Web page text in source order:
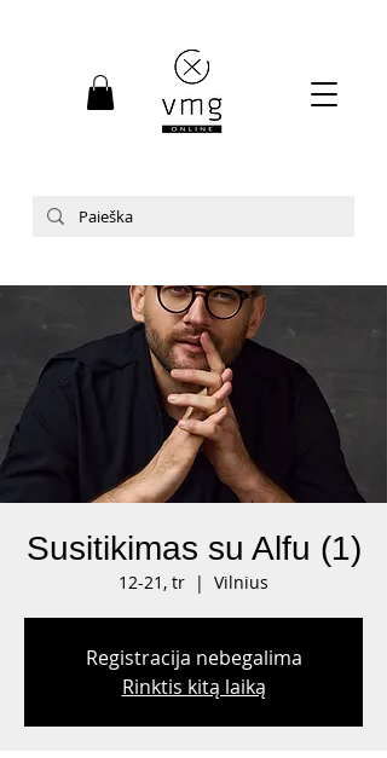
Susitikimas su Alfu (1)
12-21, tr
  |
Vilnius
Registracija nebegalima
Rinktis kitą laiką